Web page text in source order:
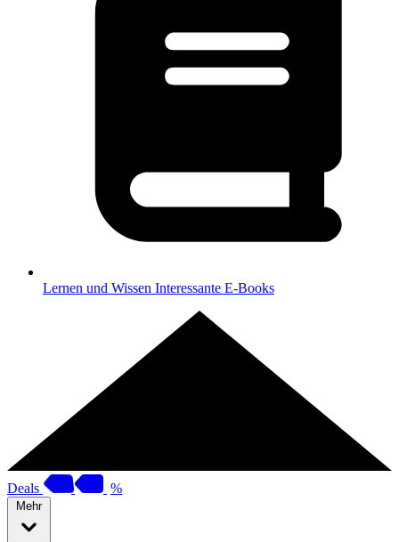
Lernen und Wissen Interessante E-Books
Deals %
Mehr